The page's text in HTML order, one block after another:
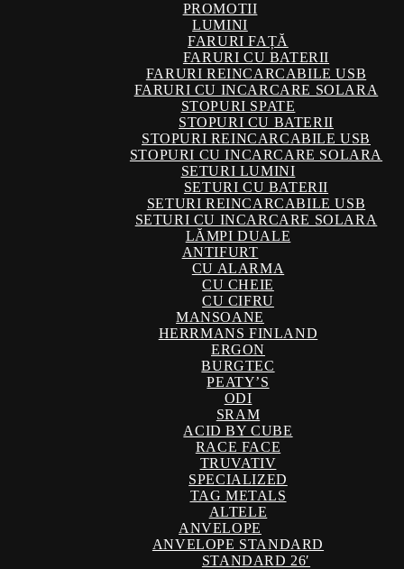
PROMOTII
LUMINI
FARURI FAȚĂ
FARURI CU BATERII
FARURI REINCARCABILE USB
FARURI CU INCARCARE SOLARA
STOPURI SPATE
STOPURI CU BATERII
STOPURI REINCARCABILE USB
STOPURI CU INCARCARE SOLARA
SETURI LUMINI
SETURI CU BATERII
SETURI REINCARCABILE USB
SETURI CU INCARCARE SOLARA
LĂMPI DUALE
ANTIFURT
CU ALARMA
CU CHEIE
CU CIFRU
MANSOANE
HERRMANS FINLAND
ERGON
BURGTEC
PEATY’S
ODI
SRAM
ACID BY CUBE
RACE FACE
TRUVATIV
SPECIALIZED
TAG METALS
ALTELE
ANVELOPE
ANVELOPE STANDARD
STANDARD 26′